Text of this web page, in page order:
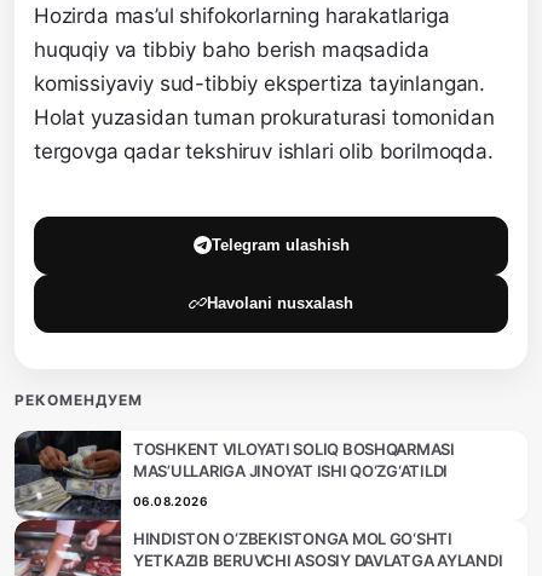
Hozirda mas’ul shifokorlarning harakatlariga
huquqiy va tibbiy baho berish maqsadida
komissiyaviy sud-tibbiy ekspertiza tayinlangan.
Holat yuzasidan tuman prokuraturasi tomonidan
tergovga qadar tekshiruv ishlari olib borilmoqda.
Telegram ulashish
Havolani nusxalash
РЕКОМЕНДУЕМ
TOSHKENT VILOYATI SOLIQ BOSHQARMASI
MAS’ULLARIGA JINOYAT ISHI QO‘ZG‘ATILDI
06.08.2026
HINDISTON O‘ZBEKISTONGA MOL GO‘SHTI
YETKAZIB BERUVCHI ASOSIY DAVLATGA AYLANDI